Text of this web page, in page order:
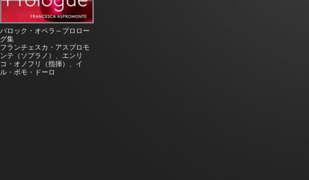
バロック・オペラ～プロロー
グ集
フランチェスカ・アスプロモ
ンテ（ソプラノ）、エンリ
コ・オノフリ（指揮）、イ
ル・ポモ・ドーロ